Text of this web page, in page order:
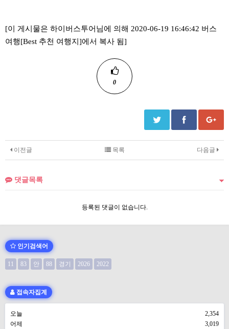
[이 게시물은 하이버스투어님에 의해 2020-06-19 16:46:42 버스
여행[Best 추천 여행지]에서 복사 됨]
0
이전글 다음글
목록
댓글목록
등록된 댓글이 없습니다.
인기검색어
11 83 안 88 경기 2026 2022
접속자집계
오늘
2,354
어제
3,019